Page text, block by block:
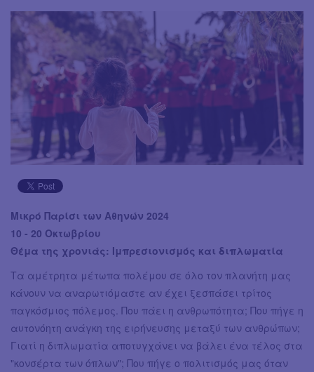
Μικρό Παρίσι των Αθηνών 2024
10 - 20 Οκτωβρίου
Θέμα της χρονιάς: Iμπρεσιονισμός και διπλωματία
Tα αμέτρητα μέτωπα πολέμου σε όλο τον πλανήτη μας
κάνουν να αναρωτιόμαστε αν έχει ξεσπάσει τρίτος
παγκόσμιος πόλεμος. Που πάει η ανθρωπότητα; Που πήγε η
αυτονόητη ανάγκη της ειρήνευσης μεταξύ των ανθρώπων;
Γιατί η διπλωματία αποτυγχάνει να βάλει ένα τέλος στα
"κονσέρτα των όπλων"; Που πήγε ο πολιτισμός μας όταν